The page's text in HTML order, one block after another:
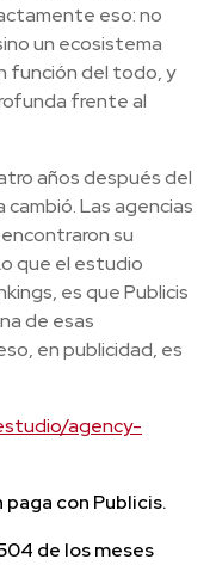
eso: no
un ecosistema
función del todo, y
frente al
años después del
Las agencias
su
que el estudio
es que Publicis
de esas
en publicidad, es
agency-
con Publicis.
de los meses